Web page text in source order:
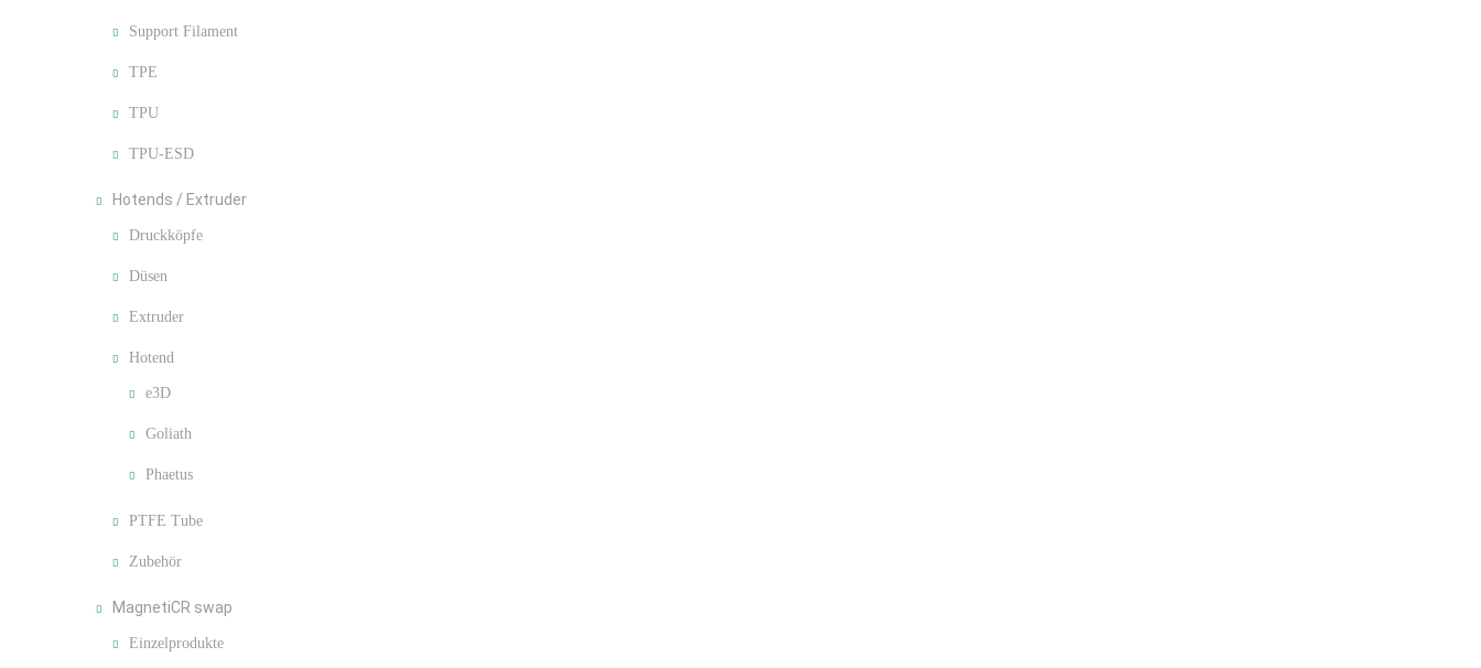
Support Filament
TPE
TPU
TPU-ESD
Hotends / Extruder
Druckköpfe
Düsen
Extruder
Hotend
e3D
Goliath
Phaetus
PTFE Tube
Zubehör
MagnetiCR swap
Einzelprodukte